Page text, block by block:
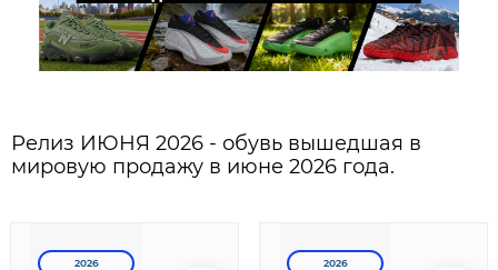
Релиз ИЮНЯ 2026 - обувь вышедшая в
мировую продажу в июне 2026 года.
2026 2026